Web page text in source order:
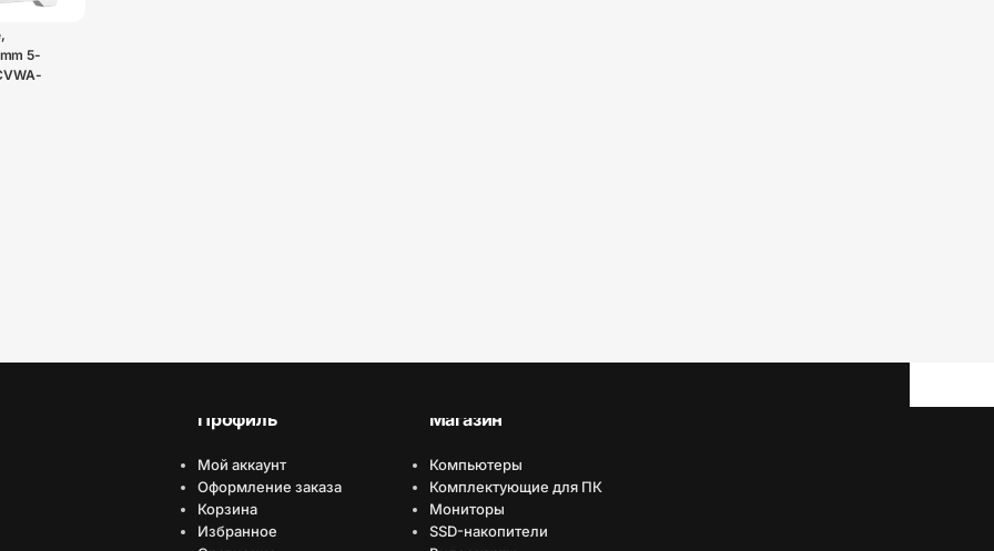
5-
Профиль
Мой аккаунт
Оформление заказа
Корзина
Избранное
Магазин
Компьютеры
Комплектующие для ПК
Мониторы
SSD-накопители